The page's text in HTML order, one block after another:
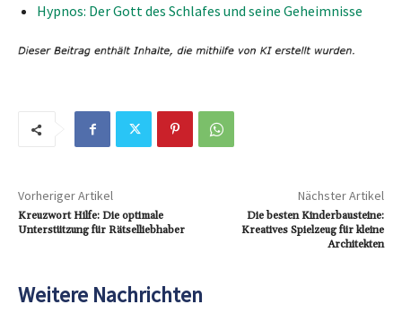
Hypnos: Der Gott des Schlafes und seine Geheimnisse
Vorheriger Artikel
Kreuzwort Hilfe: Die optimale
Unterstützung für Rätselliebhaber
Nächster Artikel
Die besten Kinderbausteine:
Kreatives Spielzeug für kleine
Architekten
Weitere Nachrichten